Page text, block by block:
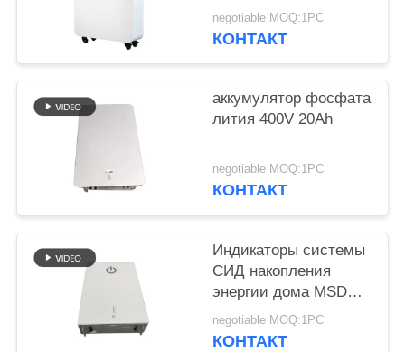
суппорт модульного
проектирования 20
солнечной системы
решетки
negotiable MOQ:1PC
КОНТАКТ
аккумулятор фосфата
лития 400V 20Ah
negotiable MOQ:1PC
КОНТАКТ
Индикаторы системы
СИД накопления
энергии дома MSDS
400V 25Ah 10kwh
negotiable MOQ:1PC
КОНТАКТ